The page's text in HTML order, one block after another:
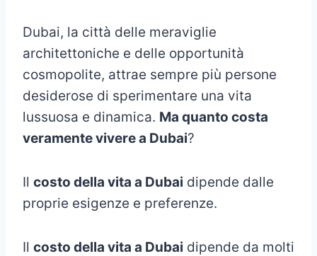
Dubai, la città delle meraviglie
architettoniche e delle opportunità
cosmopolite, attrae sempre più persone
desiderose di sperimentare una vita
lussuosa e dinamica. Ma quanto costa
veramente vivere a Dubai?
Il costo della vita a Dubai dipende dalle
proprie esigenze e preferenze.
Il costo della vita a Dubai dipende da molti